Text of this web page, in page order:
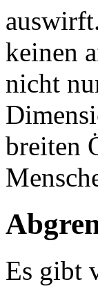
keinen
nicht
breiten
Es gibt